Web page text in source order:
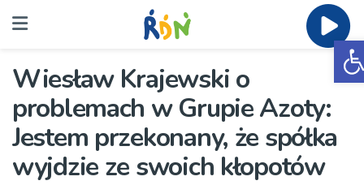
Wiesław Krajewski o
problemach w Grupie Azoty:
Jestem przekonany, że spółka
wyjdzie ze swoich kłopotów